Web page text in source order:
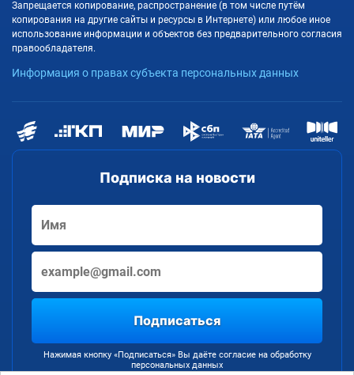
Подписка на новости
Подписаться
Нажимая кнопку «Подписаться» Вы даёте согласие на обработку
персональных данных
Запрещается копирование, распространение (в том числе путём
копирования на другие сайты и ресурсы в Интернете) или любое иное
использование информации и объектов без предварительного согласия
правообладателя.
Информация о правах субъекта персональных данных